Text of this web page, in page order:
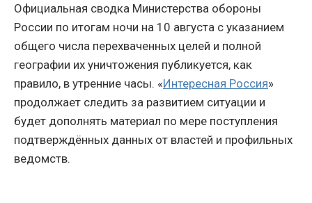
Официальная сводка Министерства обороны
России по итогам ночи на 10 августа с указанием
общего числа перехваченных целей и полной
географии их уничтожения публикуется, как
правило, в утренние часы. «Интересная Россия»
продолжает следить за развитием ситуации и
будет дополнять материал по мере поступления
подтверждённых данных от властей и профильных
ведомств.